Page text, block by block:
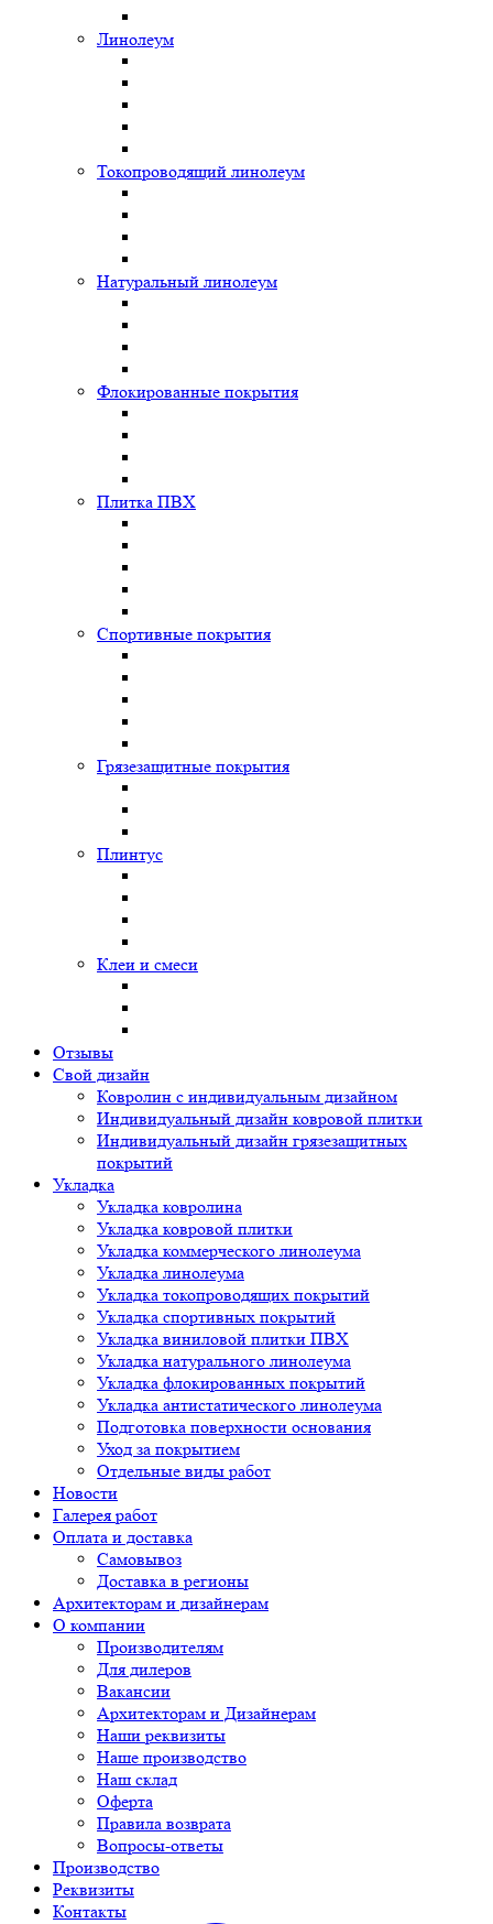
Линолеум
Токопроводящий линолеум
Натуральный линолеум
Флокированные покрытия
Плитка ПВХ
Спортивные покрытия
Грязезащитные покрытия
Плинтус
Клеи и смеси
Отзывы
Свой дизайн
Ковролин с индивидуальным дизайном
Индивидуальный дизайн ковровой плитки
Индивидуальный дизайн грязезащитных
покрытий
Укладка
Укладка ковролина
Укладка ковровой плитки
Укладка коммерческого линолеума
Укладка линолеума
Укладка токопроводящих покрытий
Укладка спортивных покрытий
Укладка виниловой плитки ПВХ
Укладка натурального линолеума
Укладка флокированных покрытий
Укладка антистатического линолеума
Подготовка поверхности основания
Уход за покрытием
Отдельные виды работ
Новости
Галерея работ
Оплата и доставка
Самовывоз
Доставка в регионы
Архитекторам и дизайнерам
О компании
Производителям
Для дилеров
Вакансии
Архитекторам и Дизайнерам
Наши реквизиты
Наше производство
Наш склад
Оферта
Правила возврата
Вопросы-ответы
Производство
Реквизиты
Контакты